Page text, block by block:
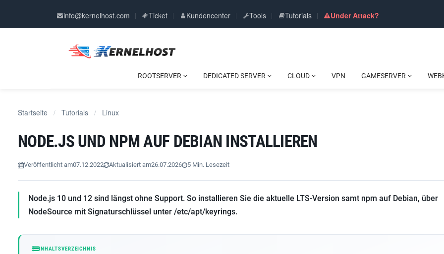
info@kernelhost.com Ticket Kundencenter Tools Tutorials Under Attack?
ROOTSERVER DEDICATED SERVER CLOUD VPN GAMESERVER
Startseite / Tutorials / Linux
NODE.JS UND NPM AUF DEBIAN INSTALLIEREN
Veröffentlicht am07.12.2022 Aktualisiert am26.07.2026 5 Min. Lesezeit
Node.js 10 und 12 sind längst ohne Support. So installieren Sie die aktuelle LTS-Version samt npm auf Debian, über
NodeSource mit Signaturschlüssel unter /etc/apt/keyrings.
INHALTSVERZEICHNIS